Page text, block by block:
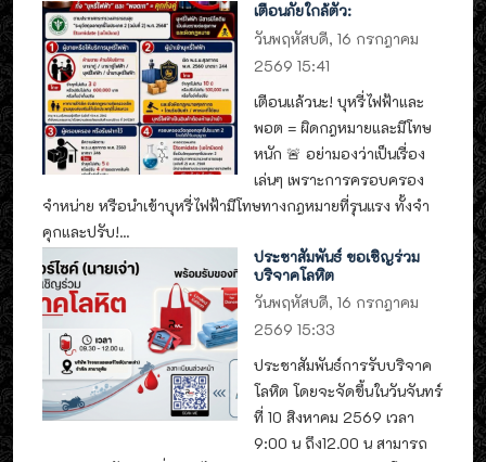
เตือนภัยใกล้ตัว:
วันพฤหัสบดี, 16 กรกฎาคม
2569 15:41
เตือนแล้วนะ! บุหรี่ไฟฟ้าและ
พอต = ผิดกฎหมายและมีโทษ
หนัก 🚨 อย่ามองว่าเป็นเรื่อง
เล่นๆ เพราะการครอบครอง
จำหน่าย หรือนำเข้าบุหรี่ไฟฟ้ามีโทษทางกฎหมายที่รุนแรง ทั้งจำ
คุกและปรับ!...
ประชาสัมพันธ์ ขอเชิญร่วม
บริจาคโลหิต
วันพฤหัสบดี, 16 กรกฎาคม
2569 15:33
ประชาสัมพันธ์การรับบริจาค
โลหิต โดยจะจัดขึ้นในวันจันทร์
ที่ 10 สิงหาคม 2569 เวลา
9:00 น ถึง12.00 น สามารถ